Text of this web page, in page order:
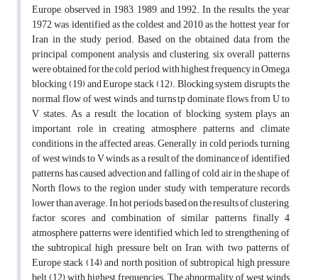
Europe, observed in 1983, 1989, and 1992. In the results, the year
1972 was identified as the coldest and 2010 as the hottest year for
Iran in the study period. Based on the obtained data from the
principal component analysis and clustering, six overall patterns
were obtained for the cold period, with highest frequency in Omega
blocking (19) and Europe stack (12). Blocking system disrupts the
normal flow of west winds, and turns tp dominate flows from U to
V states. As a result, the location of blocking system plays an
important role in creating atmosphere patterns and climate
conditions in the affected areas. Generally, in cold periods, turning
of west winds to V winds as a result of the dominance of identified
patterns has caused advection and falling of cold air in the shape of
North flows to the region under study with temperature records
lower than average. In hot periods, based on the results of clustering,
factor scores and combination of similar patterns, finally 4
atmosphere patterns were identified which led to strengthening of
the subtropical high pressure belt on Iran, with two patterns of
Europe stack (14) and north position of subtropical high pressure